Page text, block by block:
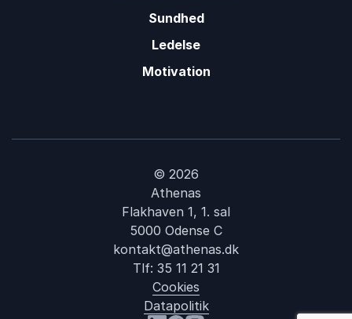
Sundhed
Ledelse
Motivation
© 2026
Athenas
Flakhaven 1, 1. sal
5000 Odense C
kontakt@athenas.dk
Tlf: 35 11 21 31
Cookies
Datapolitik